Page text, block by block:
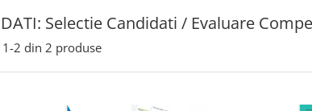
Selectie Candidati / Evaluare
1-2 din 2 produse